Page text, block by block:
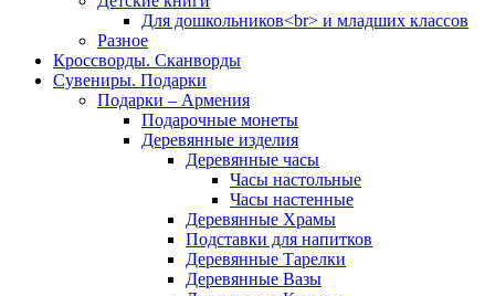
Для дошкольников<br> и младших классов
Разное
Кроссворды. Сканворды
Сувениры. Подарки
Подарки – Армения
Подарочные монеты
Деревянные изделия
Деревянные часы
Часы настольные
Часы настенные
Деревянные Храмы
Подставки для напитков
Деревянные Тарелки
Деревянные Вазы